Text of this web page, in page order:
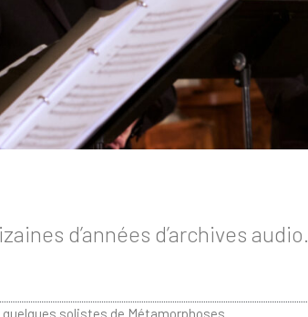
d’années d’archives audio.
solistes de Métamorphoses.